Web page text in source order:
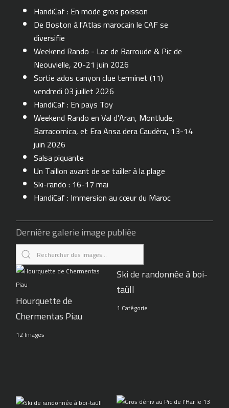
HandiCaf : En mode gros poisson
De Boston à l'Atlas marocain le CAF se
diversifie
Weekend Rando - Lac de Barroude & Pic de
Neouvielle, 20-21 juin 2026
Sortie ados canyon clue terminet (11)
vendredi 03 juillet 2026
HandiCaf : En pays Toy
Weekend Rando en Val d'Aran, Montlude,
Barracomica, et Era Ansa dera Caudèra, 13-14
juin 2026
Salsa piquante
Un Taillon avant de se tailler à la plage
Ski-rando : 16-17 mai
HandiCaf : Immersion au cœur du Maroc
Dernière galerie image publiée
Hourquette de
Chermentas Piau
12 Images
Ski de randonnée à boi-
taüll
1 Catégorie